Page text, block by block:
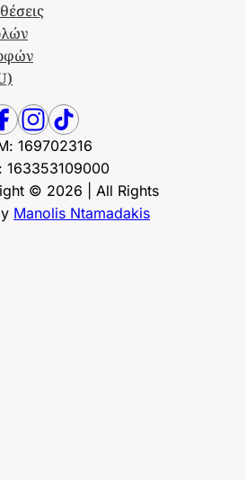
169702316
© 2026 | All Rights
Manolis Ntamadakis